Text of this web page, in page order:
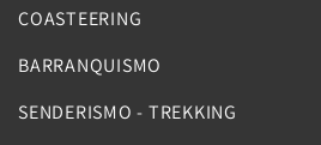
COASTEERING
BARRANQUISMO
SENDERISMO - TREKKING